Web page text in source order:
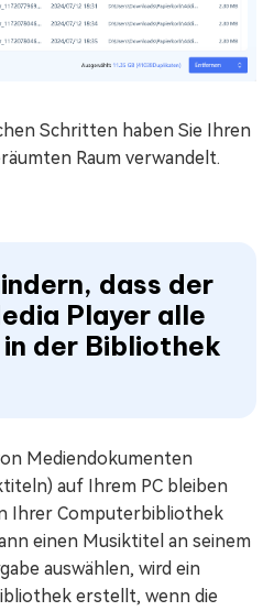
Schritten haben Sie Ihren
Raum verwandelt.
dass der
Player alle
der Bibliothek
Mediendokumenten
auf Ihrem PC bleiben
Ihrer Computerbibliothek
einen Musiktitel an seinem
auswählen, wird ein
erstellt, wenn die